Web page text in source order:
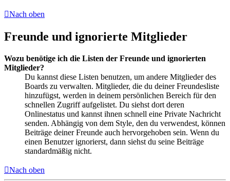
Nach oben
Freunde und ignorierte Mitglieder
Wozu benötige ich die Listen der Freunde und ignorierten
Mitglieder?
Du kannst diese Listen benutzen, um andere Mitglieder des
Boards zu verwalten. Mitglieder, die du deiner Freundesliste
hinzufügst, werden in deinem persönlichen Bereich für den
schnellen Zugriff aufgelistet. Du siehst dort deren
Onlinestatus und kannst ihnen schnell eine Private Nachricht
senden. Abhängig von dem Style, den du verwendest, können
Beiträge deiner Freunde auch hervorgehoben sein. Wenn du
einen Benutzer ignorierst, dann siehst du seine Beiträge
standardmäßig nicht.
Nach oben